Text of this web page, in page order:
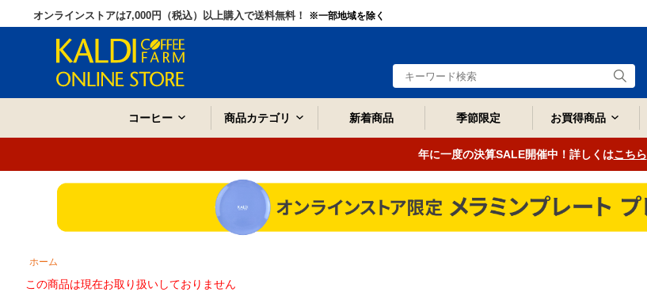
オンラインストアは7,000円（税込）以上購入で送料無料！ ※一部地域を除く
コーヒー 商品カテゴリ 新着商品 季節限定 お買得商品
年に一度の決算SALE開催中！詳しくはこちら
ホーム
この商品は現在お取り扱いしておりません